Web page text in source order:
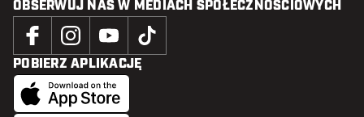
OBSERWUJ NAS W MEDIACH SPOŁECZNOŚCIOWYCH
POBIERZ APLIKACJĘ